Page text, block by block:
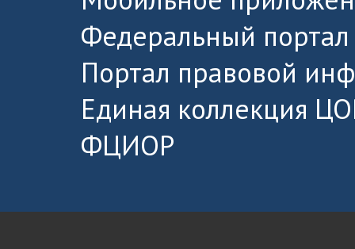
Федеральный портал
Портал правовой
Единая коллекция
ФЦИОР